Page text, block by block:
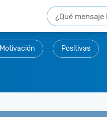
Motivación Positivas